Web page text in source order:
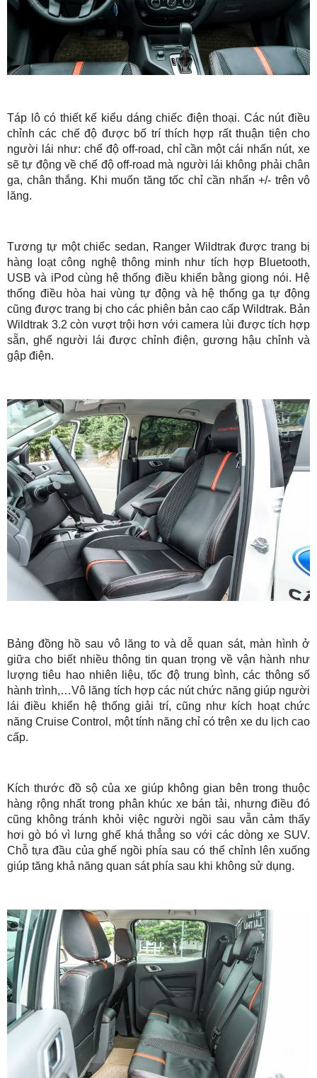
Táp lô có thiết kế kiểu dáng chiếc điện thoại. Các nút điều
chỉnh các chế độ được bố trí thích hợp rất thuận tiện cho
người lái như: chế độ off-road, chỉ cần một cái nhấn nút, xe
sẽ tự động về chế độ off-road mà người lái không phải chân
ga, chân thắng. Khi muốn tăng tốc chỉ cần nhấn +/- trên vô
lăng.
Tương tự một chiếc sedan, Ranger Wildtrak được trang bị
hàng loạt công nghệ thông minh như tích hợp Bluetooth,
USB và iPod cùng hệ thống điều khiển bằng giọng nói. Hệ
thống điều hòa hai vùng tự động và hệ thống ga tự động
cũng được trang bị cho các phiên bản cao cấp Wildtrak. Bản
Wildtrak 3.2 còn vượt trội hơn với camera lùi được tích hợp
sẵn, ghế người lái được chỉnh điện, gương hậu chỉnh và
gập điện.
Bảng đồng hồ sau vô lăng to và dễ quan sát, màn hình ở
giữa cho biết nhiều thông tin quan trọng về vận hành như
lượng tiêu hao nhiên liệu, tốc độ trung bình, các thông số
hành trình,…Vô lăng tích hợp các nút chức năng giúp người
lái điều khiển hệ thống giải trí, cũng như kích hoạt chức
năng Cruise Control, một tính năng chỉ có trên xe du lịch cao
cấp.
Kích thước đồ sộ của xe giúp không gian bên trong thuộc
hàng rộng nhất trong phân khúc xe bán tải, nhưng điều đó
cũng không tránh khỏi việc người ngồi sau vẫn cảm thấy
hơi gò bó vì lưng ghế khá thẳng so với các dòng xe SUV.
Chỗ tựa đầu của ghế ngồi phía sau có thể chỉnh lên xuống
giúp tăng khả năng quan sát phía sau khi không sử dụng.